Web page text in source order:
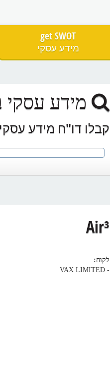
get SWOT
מידע עסקי
מידע עסקי
קבלו דו"ח מידע
Air³
לקוח:
- VAX LIMITED